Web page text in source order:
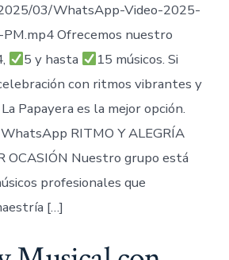
03/WhatsApp-Video-2025-
Ofrecemos nuestro
5 y hasta
15 músicos. Si
con ritmos vibrantes y
Papayera es la mejor opción.
RITMO Y ALEGRÍA
OCASIÓN Nuestro grupo está
profesionales que
[…]